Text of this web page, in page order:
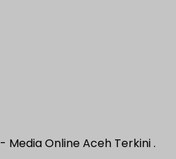
- Media Online Aceh Terkini .